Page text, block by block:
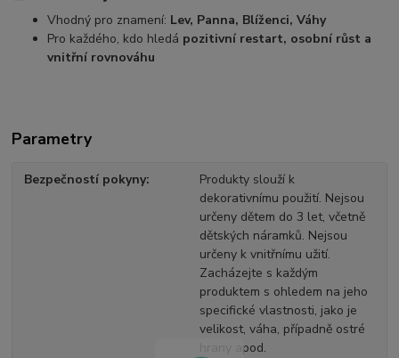
Vhodný pro znamení: Lev, Panna, Blíženci, Váhy
Pro každého, kdo hledá pozitivní restart, osobní růst a
vnitřní rovnováhu
Parametry
Bezpečností pokyny
Produkty slouží k
dekorativnímu použití. Nejsou
určeny dětem do 3 let, včetně
dětských náramků. Nejsou
určeny k vnitřnímu užití.
Zacházejte s každým
produktem s ohledem na jeho
specifické vlastnosti, jako je
velikost, váha, případně ostré
hrany apod.